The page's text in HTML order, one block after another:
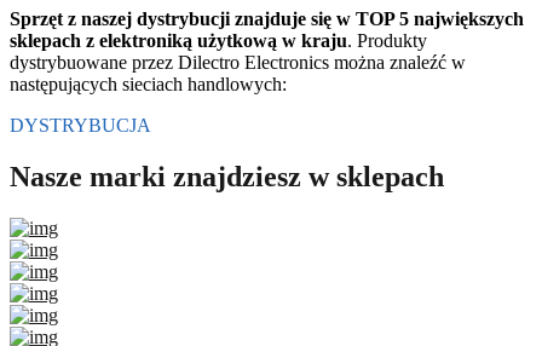
Sprzęt z naszej dystrybucji znajduje się w TOP 5 największych
sklepach z elektroniką użytkową w kraju. Produkty
dystrybuowane przez Dilectro Electronics można znaleźć w
następujących sieciach handlowych:
DYSTRYBUCJA
Nasze marki znajdziesz w sklepach